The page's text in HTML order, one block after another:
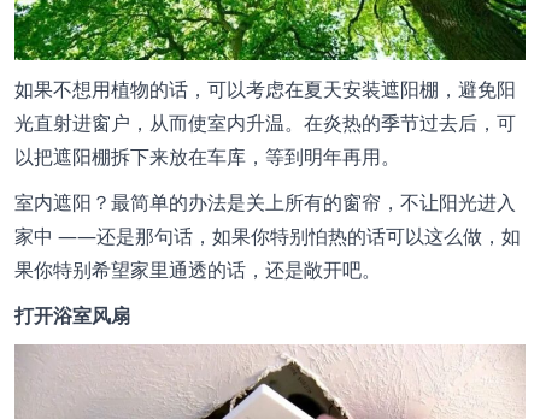
如果不想用植物的话，可以考虑在夏天安装遮阳棚，避免阳
光直射进窗户，从而使室内升温。在炎热的季节过去后，可
以把遮阳棚拆下来放在车库，等到明年再用。
室内遮阳？最简单的办法是关上所有的窗帘，不让阳光进入
家中 ——还是那句话，如果你特别怕热的话可以这么做，如
果你特别希望家里通透的话，还是敞开吧。
打开浴室风扇